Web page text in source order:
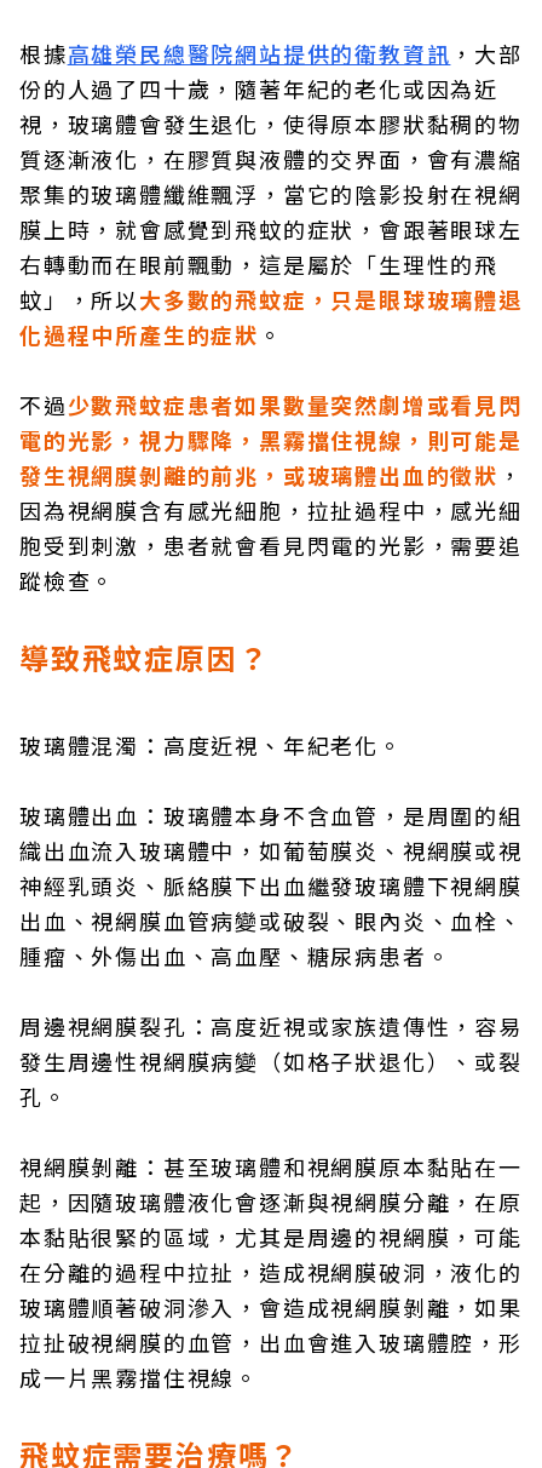
根據高雄榮民總醫院網站提供的衛教資訊 ，大部
份的人過了四十歲，隨著年紀的老化或因為近
視，玻璃體會發生退化，使得原本膠狀黏稠的物
質逐漸液化，在膠質與液體的交界面，會有濃縮
聚集的玻璃體纖維飄浮，當它的陰影投射在視網
膜上時，就會感覺到飛蚊的症狀，會跟著眼球左
右轉動而在眼前飄動，這是屬於「生理性的飛
蚊」，所以大多數的飛蚊症，只是眼球玻璃體退
化過程中所產生的症狀 。
不過少數飛蚊症患者如果數量突然劇增或看見閃
電的光影，視力驟降，黑霧擋住視線，則可能是
發生視網膜剝離的前兆，或玻璃體出血的徵狀 ，
因為視網膜含有感光細胞，拉扯過程中，感光細
胞受到刺激，患者就會看見閃電的光影，需要追
蹤檢查。
導致飛蚊症原因？
玻璃體混濁：高度近視、年紀老化。
玻璃體出血：玻璃體本身不含血管，是周圍的組
織出血流入玻璃體中，如葡萄膜炎、視網膜或視
神經乳頭炎、脈絡膜下出血繼發玻璃體下視網膜
出血、視網膜血管病變或破裂、眼內炎、血栓、
腫瘤、外傷出血、高血壓、糖尿病患者。
周邊視網膜裂孔：高度近視或家族遺傳性，容易
發生周邊性視網膜病變（如格子狀退化）、或裂
孔。
視網膜剝離：甚至玻璃體和視網膜原本黏貼在一
起，因隨玻璃體液化會逐漸與視網膜分離，在原
本黏貼很緊的區域，尤其是周邊的視網膜，可能
在分離的過程中拉扯，造成視網膜破洞，液化的
玻璃體順著破洞滲入，會造成視網膜剝離，如果
拉扯破視網膜的血管，出血會進入玻璃體腔，形
成一片黑霧擋住視線。
飛蚊症需要治療嗎？